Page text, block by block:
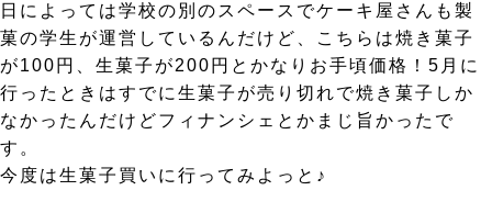
日によっては学校の別のスペースでケーキ屋さんも製
菓の学生が運営しているんだけど、こちらは焼き菓子
が100円、生菓子が200円とかなりお手頃価格！5月に
行ったときはすでに生菓子が売り切れで焼き菓子しか
なかったんだけどフィナンシェとかまじ旨かったで
す。
今度は生菓子買いに行ってみよっと♪